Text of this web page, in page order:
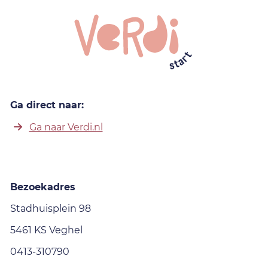
Ga direct naar:
Ga naar Verdi.nl
Bezoekadres
Stadhuisplein 98
5461 KS Veghel
0413-310790